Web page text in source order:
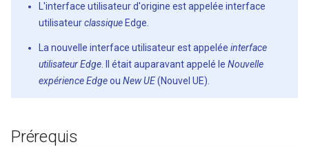
L'interface utilisateur d'origine est appelée interface
utilisateurclassique Edge.
La nouvelle interface utilisateur est appelée interface
utilisateur Edge . Il était auparavant appelé le Nouvelle
expérience Edgeou New UE(Nouvel UE).
Prérequis